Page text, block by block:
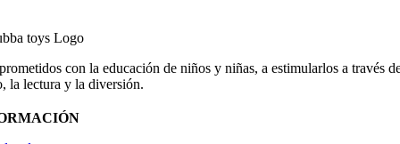
con la educación de niños y niñas, a estimularlos a través
la lectura y la diversión.